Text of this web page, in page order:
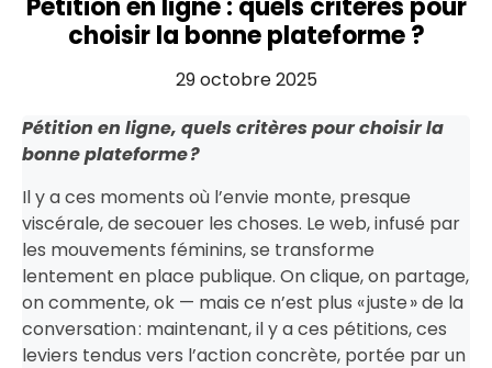
choisir la bonne plateforme ?
29 octobre 2025
Pétition en ligne, quels critères pour choisir la
bonne plateforme ?
Il y a ces moments où l’envie monte, presque
viscérale, de secouer les choses. Le web, infusé par
les mouvements féminins, se transforme
lentement en place publique. On clique, on partage,
on commente, ok — mais ce n’est plus « juste » de la
conversation : maintenant, il y a ces pétitions, ces
leviers tendus vers l’action concrète, portée par un